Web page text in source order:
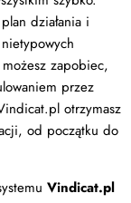
działania i
zapobiec,
przez
otrzymasz
od początku do
Vindicat.pl